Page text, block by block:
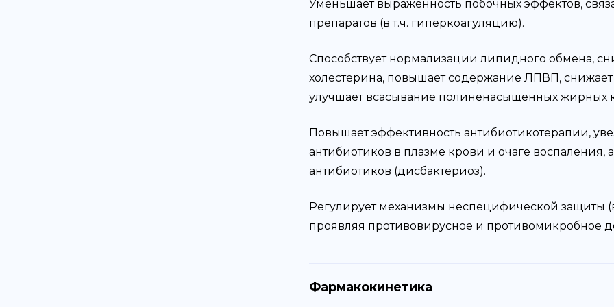
Уменьшает выраженность побочных эффектов,
препаратов (в т.ч. гиперкоагуляцию).
Способствует нормализации липидного обмена,
холестерина, повышает содержание ЛПВП,
улучшает всасывание полиненасыщенных жирных
Повышает эффективность антибиотикотерапии,
антибиотиков в плазме крови и очаге
антибиотиков (дисбактериоз).
Регулирует механизмы неспецифической защиты
проявляя противовирусное и противомикробное
Фармакокинетика